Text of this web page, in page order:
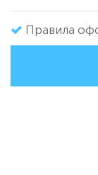
Правила